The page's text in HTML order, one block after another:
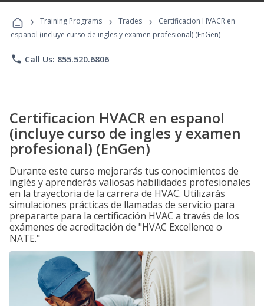
Programs
› Training Programs › Trades ›
Certificacion HVACR en
espanol (incluye curso de ingles y examen profesional) (EnGen)
phone Call Us: 855.520.6806
Certificacion HVACR en espanol
(incluye curso de ingles y examen
profesional) (EnGen)
Durante este curso mejorarás tus conocimientos de
inglés y aprenderás valiosas habilidades profesionales
en la trayectoria de la carrera de HVAC. Utilizarás
simulaciones prácticas de llamadas de servicio para
prepararte para la certificación HVAC a través de los
exámenes de acreditación de "HVAC Excellence o
NATE."